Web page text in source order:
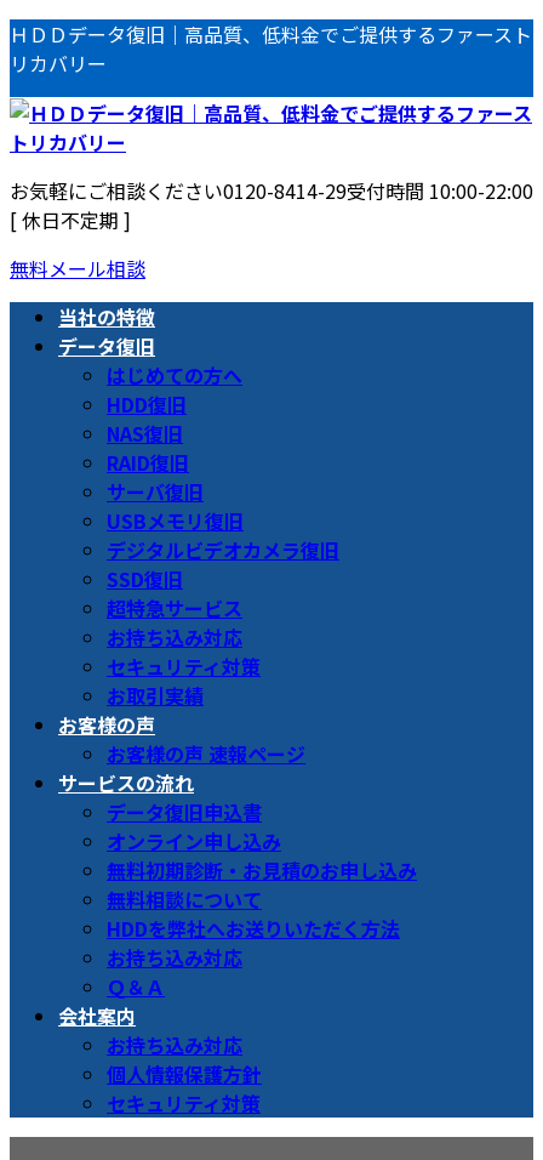
コ
ン
テ
ン
ツ
へ
ス
キ
ッ
プ
ナ
ビ
ゲ
ー
シ
ョ
ン
に
移
動
ＨＤＤデータ復旧｜高品質、低料金でご提供するファースト
リカバリー
お気軽にご相談ください0120-8414-29受付時間 10:00-22:00
[ 休日不定期 ]
無料メール相談
当社の特徴
データ復旧
はじめての方へ
HDD復旧
NAS復旧
RAID復旧
サーバ復旧
USBメモリ復旧
デジタルビデオカメラ復旧
SSD復旧
超特急サービス
お持ち込み対応
セキュリティ対策
お取引実績
お客様の声
お客様の声 速報ページ
サービスの流れ
データ復旧申込書
オンライン申し込み
無料初期診断・お見積のお申し込み
無料相談について
HDDを弊社へお送りいただく方法
お持ち込み対応
Ｑ＆Ａ
会社案内
お持ち込み対応
個人情報保護方針
セキュリティ対策